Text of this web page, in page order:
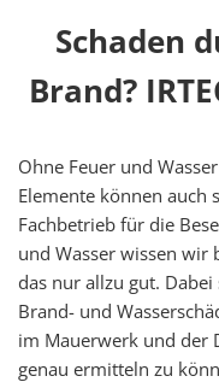
Schaden
Brand?
Ohne Feuer und
Elemente können auch
Fachbetrieb für die
und Wasser wissen wir
das nur allzu gut.
Brand- und
im Mauerwerk und der
genau ermitteln zu